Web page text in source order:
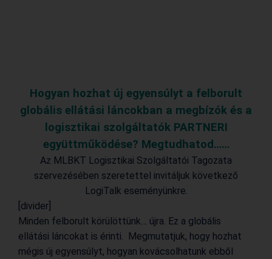
Hogyan hozhat új egyensúlyt a felborult
globális ellátási láncokban a megbízók és a
logisztikai szolgáltatók PARTNERI
együttműködése? Megtudhatod……
Az MLBKT Logisztikai Szolgáltatói Tagozata
szervezésében szeretettel invitáljuk következő
LogiTalk eseményünkre.
[divider]
Minden felborult körülöttünk… újra. Ez a globális
ellátási láncokat is érinti. Megmutatjuk, hogy hozhat
mégis új egyensúlyt, hogyan kovácsolhatunk ebből